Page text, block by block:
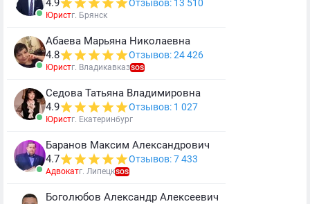
4.9
Отзывов: 13 510
Юристг. Брянск
Абаева Марьяна Николаевна
4.8
Отзывов: 24 426
Юристг. ВладикавказSOS
Седова Татьяна Владимировна
4.9
Отзывов: 1 027
Юристг. Екатеринбург
Баранов Максим Александрович
4.7
Отзывов: 7 433
Адвокатг. ЛипецкSOS
Боголюбов Александр Алексеевич